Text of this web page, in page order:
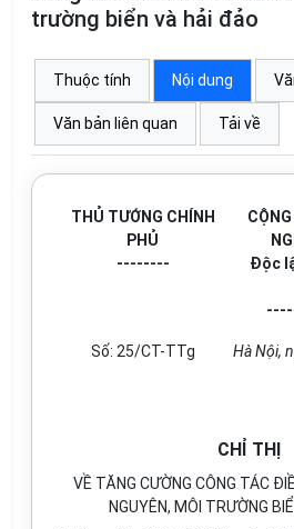
trường biển và hải đảo
Thuộc tính Nội dung
Văn bản liên quan Tải về
THỦ TƯỚNG CHÍNH
PHỦ
--------
Độc
Số: 25/CT-TTg Hà Nội,
CHỈ THỊ
VỀ TĂNG CƯỜNG CÔNG TÁC
NGUYÊN, MÔI TRƯỜNG